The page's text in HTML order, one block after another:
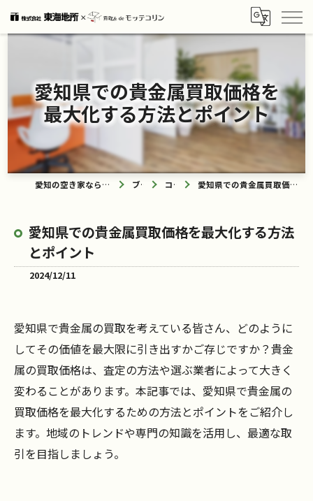
愛知県での貴金属買取価格を
最大化する方法とポイント
愛知の空き家なら買取ル de モッテコリン ブログ コラム 愛知県での貴金属買取価格を最大化する方法とポイント
愛知県での貴金属買取価格を最大化する方法
とポイント
2024/12/11
愛知県で貴金属の買取を考えている皆さん、どのように
してその価値を最大限に引き出すかご存じですか？貴金
属の買取価格は、査定の方法や選ぶ業者によって大きく
変わることがあります。本記事では、愛知県で貴金属の
買取価格を最大化するための方法とポイントをご紹介し
ます。地域のトレンドや専門の知識を活用し、最適な取
引を目指しましょう。